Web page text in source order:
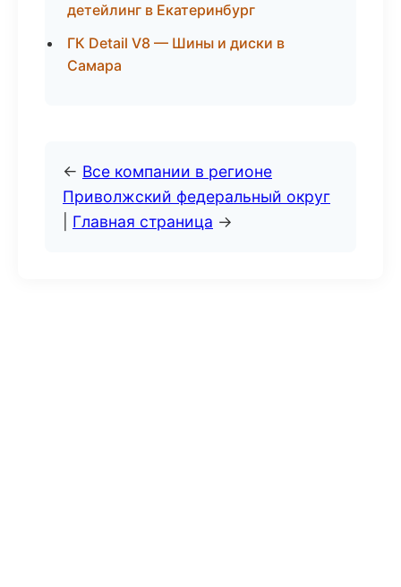
детейлинг в Екатеринбург
ГК Detail V8 — Шины и диски в
Самара
← Все компании в регионе
Приволжский федеральный округ
Главная страница →